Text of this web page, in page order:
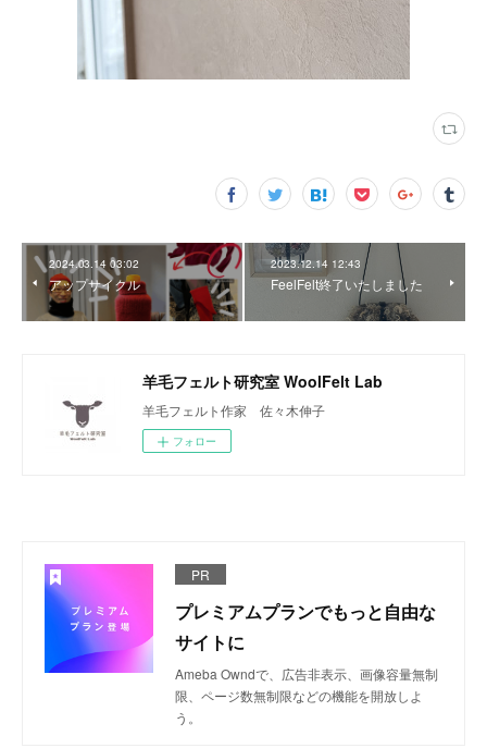
2024.03.14 03:02
アップサイクル
2023.12.14 12:43
FeelFelt終了いたしました
羊毛フェルト研究室 WoolFelt Lab
羊毛フェルト作家 佐々木伸子
フォロー
PR
プレミアムプランでもっと自由な
サイトに
Ameba Owndで、広告非表示、画像容量無制
限、ページ数無制限などの機能を開放しよ
う。